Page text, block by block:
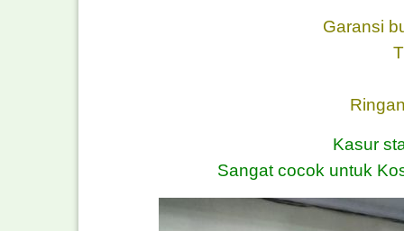
Garansi
Kasur
Sangat cocok untuk